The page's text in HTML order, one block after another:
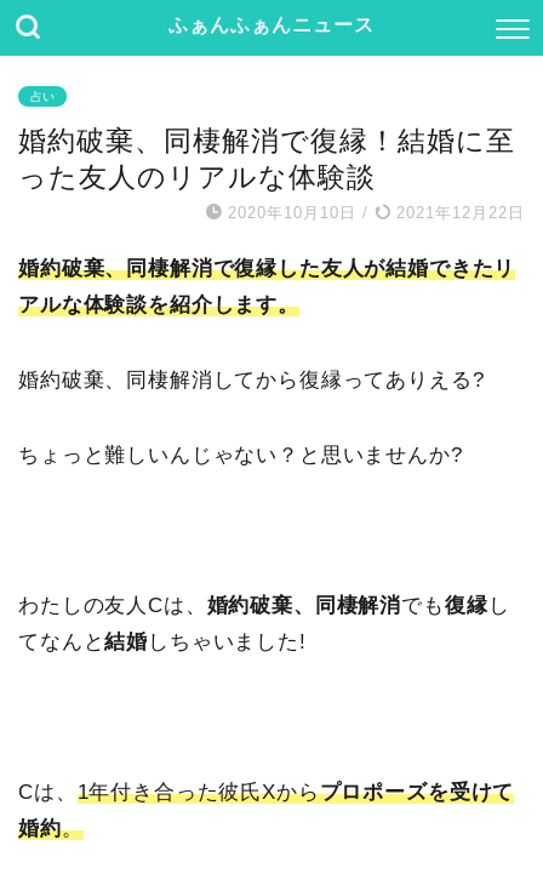
ふぁんふぁんニュース
占い
婚約破棄、同棲解消で復縁！結婚に至
った友人のリアルな体験談
2020年10月10日 / 2021年12月22日
婚約破棄、同棲解消で復縁した友人が結婚できたリ
アルな体験談を紹介します。
婚約破棄、同棲解消してから復縁ってありえる?
ちょっと難しいんじゃない？と思いませんか?
わたしの友人Cは、 婚約破棄、同棲解消でも復縁し
てなんと結婚しちゃいました!
Cは、 1年付き合った彼氏Xからプロポーズを受けて
婚約。